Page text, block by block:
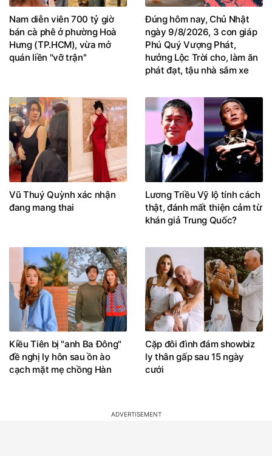
Nam diễn viên 700 tỷ giờ
bán cà phê ở phường Hoà
Hưng (TP.HCM), vừa mở
quán liền "vỡ trận"
Đúng hôm nay, Chủ Nhật
ngày 9/8/2026, 3 con giáp
Phú Quý Vượng Phát,
hưởng Lộc Trời cho, làm ăn
phát đạt, tậu nhà sắm xe
Vũ Thuý Quỳnh xác nhận
đang mang thai
Lương Triều Vỹ lộ tính cách
thật, đánh mất thiện cảm từ
khán giả Trung Quốc?
Kiều Tiên bị "anh Ba Đông"
đề nghị ly hôn sau ồn ào
cạch mặt mẹ chồng Hàn
Cặp đôi đình đám showbiz
ly thân gấp sau 15 ngày
cưới